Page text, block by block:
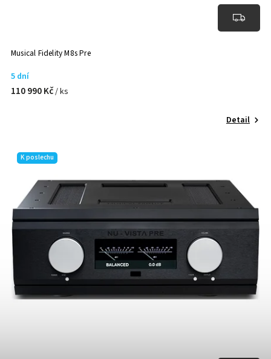
Musical Fidelity M8s Pre
5 dní
110 990 Kč/ ks
Detail
K poslechu